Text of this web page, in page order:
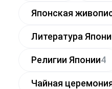
Японская
Литература
Религии Японии4
Чайная